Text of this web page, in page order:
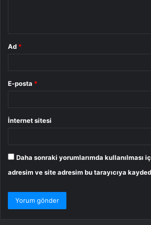
Ad *
E-posta *
İnternet sitesi
Daha sonraki yorumlarımda kullanılması
adresim ve site adresim bu tarayıcıya